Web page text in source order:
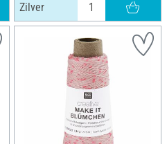
Zilver